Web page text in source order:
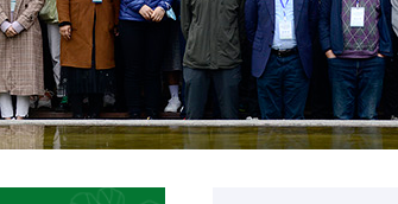
数字园区